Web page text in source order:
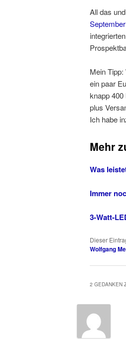
All das
Mein
ein paar
knapp 400
plus
Ich habe
Mehr
Was
Immer
3-Watt-
Dieser
Wolfgang
2 GEDANKEN